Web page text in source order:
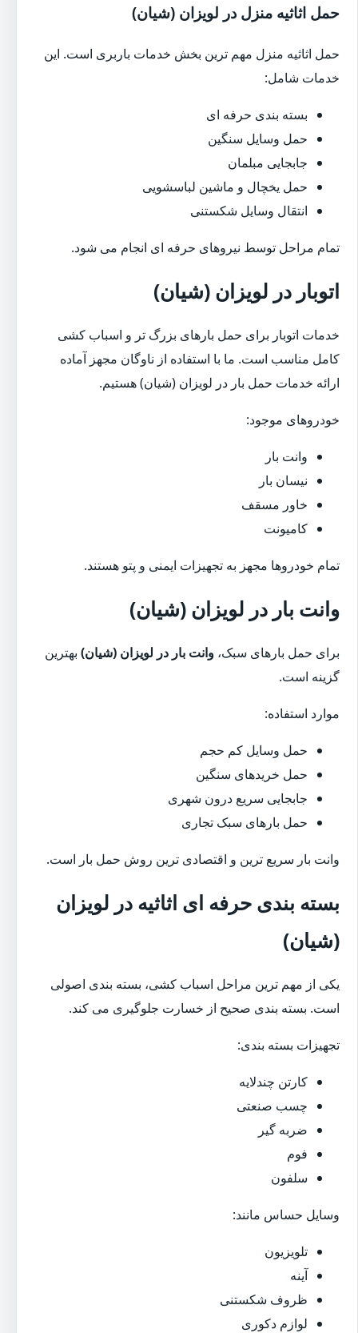
حمل اثاثیه منزل در لویزان (شیان)
حمل اثاثیه منزل مهم ترین بخش خدمات باربری است. این
خدمات شامل:
بسته بندی حرفه ای
حمل وسایل سنگین
جابجایی مبلمان
حمل یخچال و ماشین لباسشویی
انتقال وسایل شکستنی
تمام مراحل توسط نیروهای حرفه ای انجام می شود.
اتوبار در لویزان (شیان)
خدمات اتوبار برای حمل بارهای بزرگ تر و اسباب کشی
کامل مناسب است. ما با استفاده از ناوگان مجهز آماده
ارائه خدمات حمل بار در لویزان (شیان) هستیم.
خودروهای موجود:
وانت بار
نیسان بار
خاور مسقف
کامیونت
تمام خودروها مجهز به تجهیزات ایمنی و پتو هستند.
وانت بار در لویزان (شیان)
برای حمل بارهای سبک، وانت بار در لویزان (شیان) بهترین
گزینه است.
موارد استفاده:
حمل وسایل کم حجم
حمل خریدهای سنگین
جابجایی سریع درون شهری
حمل بارهای سبک تجاری
وانت بار سریع ترین و اقتصادی ترین روش حمل بار است.
بسته بندی حرفه ای اثاثیه در لویزان
(شیان)
یکی از مهم ترین مراحل اسباب کشی، بسته بندی اصولی
است. بسته بندی صحیح از خسارت جلوگیری می کند.
تجهیزات بسته بندی:
کارتن چندلایه
چسب صنعتی
ضربه گیر
فوم
سلفون
وسایل حساس مانند:
تلویزیون
آینه
ظروف شکستنی
لوازم دکوری